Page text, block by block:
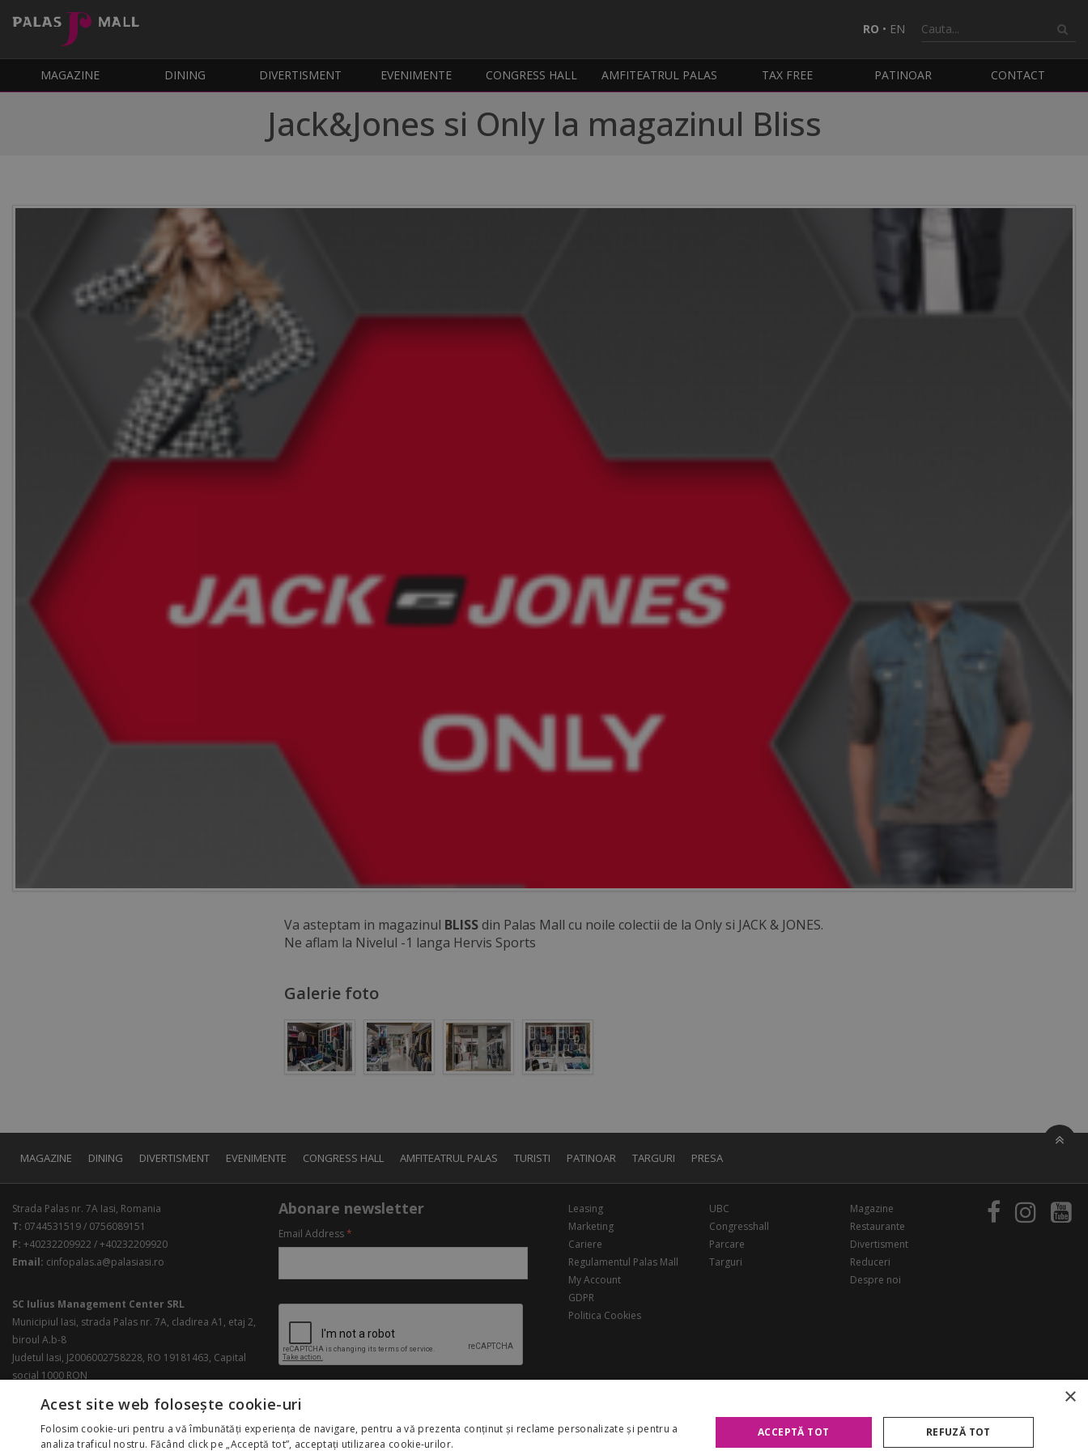
RO • EN
MAGAZINE DINING DIVERTISMENT EVENIMENTE CONGRESS HALL AMFITEATRUL PALAS TAX FREE PATINOAR CONTACT
Jack&Jones si Only la magazinul Bliss
Va asteptam in magazinul BLISSdin Palas Mall cu noile colectii de la Only si JACK & JONES.
Ne aflam la Nivelul -1 langa Hervis Sports
Galerie foto
MAGAZINE DINING DIVERTISMENT EVENIMENTE CONGRESS HALL AMFITEATRUL PALAS TURISTI PATINOAR TARGURI PRESA
Strada Palas nr. 7A Iasi, Romania
T: 0744531519 / 0756089151
F: +40232209922 / +40232209920
Email: cinfopalas.a@palasiasi.ro
SC Iulius Management Center SRL
Municipiul Iasi, strada Palas nr. 7A, cladirea A1, etaj 2,
biroul A.b-8
Judetul Iasi, J2006002758228, RO 19181463, Capital
social 1000 RON
Abonare newsletter
Email Address*
Leasing
Marketing
Cariere
Regulamentul Palas Mall
My Account
GDPR
Politica Cookies
UBC
Congresshall
Parcare
Targuri
Magazine
Restaurante
Divertisment
Reduceri
Despre noi
×
Acest site web folosește cookie-uri
Folosim cookie-uri pentru a vă îmbunătăți experiența de navigare, pentru a vă prezenta conținut și reclame personalizate și pentru a
analiza traficul nostru. Făcând click pe „Acceptă tot”, acceptați utilizarea cookie-urilor.
ACCEPTĂ TOT REFUZĂ TOT